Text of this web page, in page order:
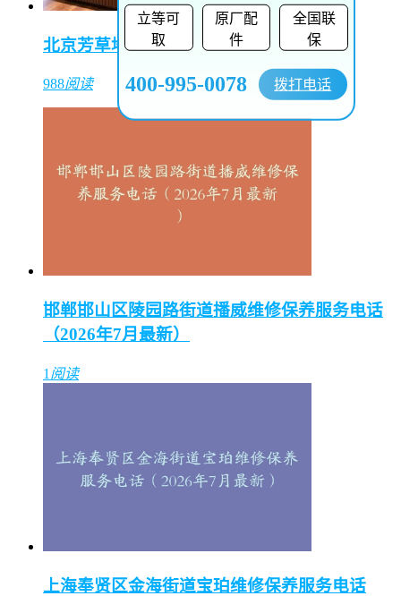
北京芳草地购物中心（东方表行）
988阅读
邯郸邯山区陵园路街道播威维修保养服务电话
（2026年7月最新）
1 阅读
上海奉贤区金海街道宝珀维修保养服务电话
立等可
取
原厂配
件
全国联
保
400-995-0078 拨打电话